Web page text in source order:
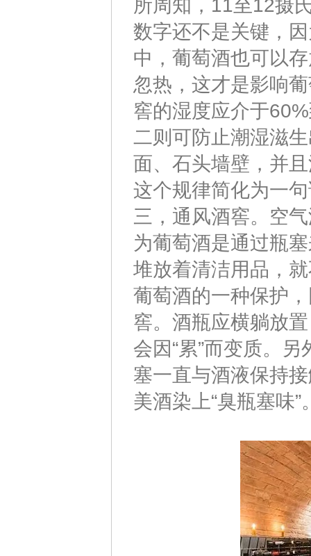
所周知，11至12摄
数字还不是关键，
中，葡萄酒也可以
忽热，这才是影响
窖的湿度应介于
二则可防止潮湿滋
面、石头墙壁，并
这个规律简化为一
三，通风酒窖。空
为葡萄酒是通过瓶
堆放着清洁用品，
葡萄酒的一种保护
窖。酒瓶应横躺放
会因“累”而变质。
塞一直与酒液保持
美酒染上“臭瓶塞味”